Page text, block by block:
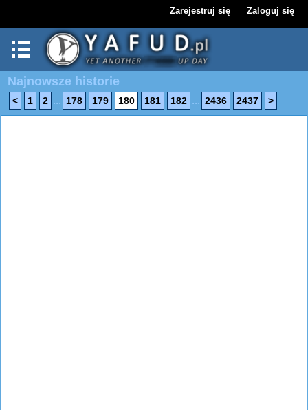
Zarejestruj się Zaloguj się
Najnowsze historie
< 1 2 ... 178 179 180 181 182 ... 2436 2437 >